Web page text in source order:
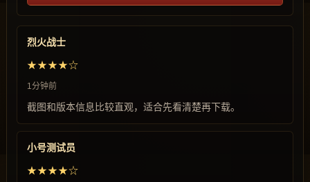
烈火战士
★★★★☆
1分钟前
截图和版本信息比较直观，适合先看清楚再下载。
小号测试员
★★★★☆